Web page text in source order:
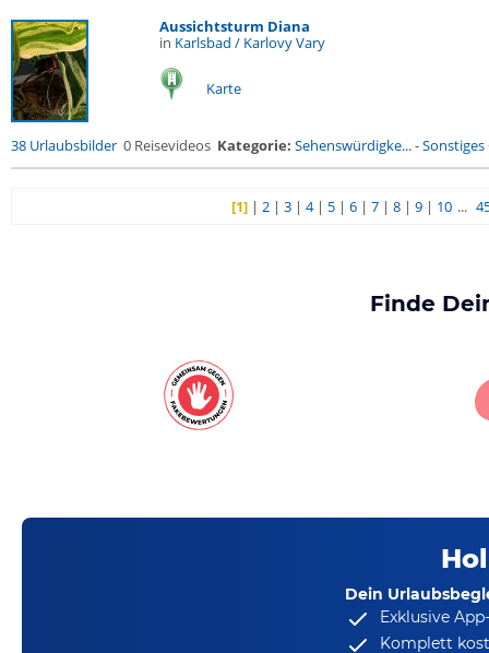
Aussichtsturm Diana
in Karlsbad / Karlovy Vary
Karte
38 Urlaubsbilder 0 Reisevideos Kategorie: Sehenswürdigke...-
[1]| 2| 3| 4| 5| 6| 7| 8| 9| 10 ...
Finde
Dein
Exklusive
Komplett